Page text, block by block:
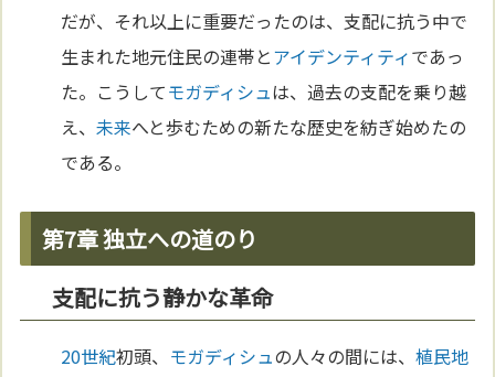
だが、それ以上に重要だったのは、支配に抗う中で
生まれた地元住民の連帯とアイデンティティであっ
た。こうしてモガディシュは、過去の支配を乗り越
え、未来へと歩むための新たな歴史を紡ぎ始めたの
である。
第7章 独立への道のり
支配に抗う静かな革命
20世紀初頭、 モガディシュの人々の間には、植民地